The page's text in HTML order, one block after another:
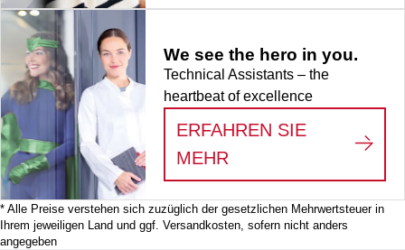
We see the hero in you.
Technical Assistants – the
heartbeat of excellence
ERFAHREN SIE
MEHR
WE SEE THE
* Alle Preise verstehen sich zuzüglich der gesetzlichen Mehrwertsteuer in
Ihrem jeweiligen Land und ggf. Versandkosten, sofern nicht anders
angegeben